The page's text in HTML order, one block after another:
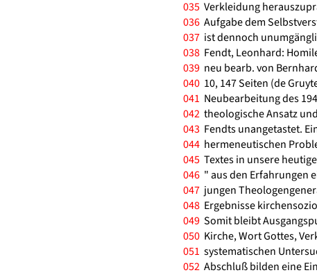
035 Verkleidung
036 Aufgabe dem
037 ist dennoch
038 Fendt, Leonhard:
039 neu bearb. von
040 10, 147 Seiten (de
041 Neubearbeitung des
042 theologische Ansatz
043 Fendts unangetastet.
044 hermeneutischen
045 Textes in unsere
046 " aus den Erfahrungen
047 jungen
048 Ergebnisse
049 Somit bleibt
050 Kirche, Wort Gottes,
051 systematischen
052 Abschluß bilden eine